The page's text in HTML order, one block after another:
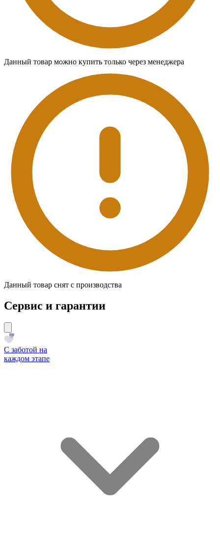
Данный товар можно купить только через менеджера
Данный товар снят с производства
Сервис и гарантии
С заботой на
каждом этапе